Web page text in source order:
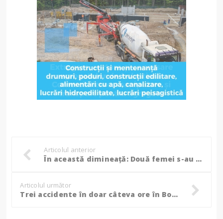
Articolul anterior
În această dimineață: Două femei s-au dat cu mașina peste cap, una dintre ele a ajuns la spital! (Foto)
Articolul următor
Trei accidente în doar câteva ore în Botoșani. O mașină s-a răsturnat pe cupolă, alta s-a izbit într-un cap de pod!